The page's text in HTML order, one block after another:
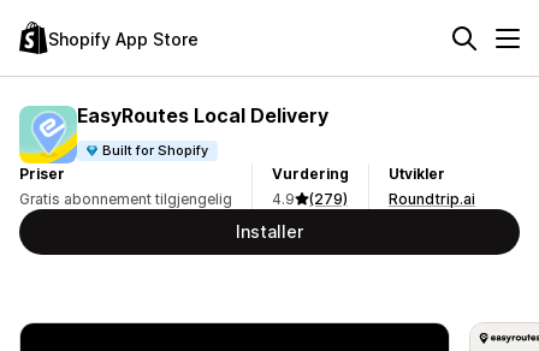
Shopify App Store
EasyRoutes Local Delivery
Built for Shopify
Priser
Gratis abonnement tilgjengelig
Vurdering
4.9
(279)
Utvikler
Roundtrip.ai
Installer